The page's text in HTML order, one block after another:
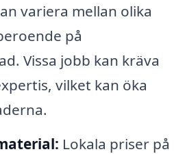
variera mellan olika
på
Vissa jobb kan kräva
vilket kan öka
Lokala priser på